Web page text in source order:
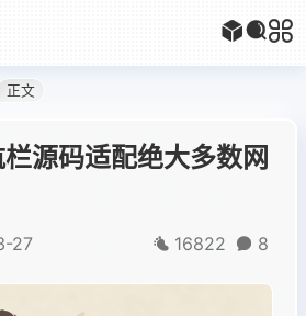
正文
源码适配绝大多数网
27 16822 8